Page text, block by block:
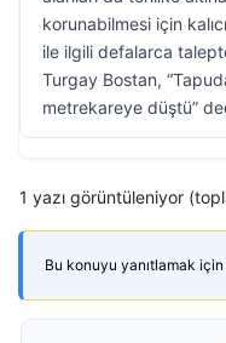
korunabilmesi için
ile ilgili defalarca
Turgay Bostan,
metrekareye düştü”
1 yazı görüntüleniyor
Bu konuyu yanıtlamak için